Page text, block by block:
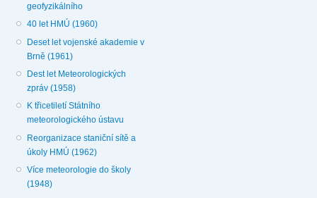
geofyzikálního
40 let HMÚ (1960)
Deset let vojenské akademie v
Brně (1961)
Dest let Meteorologických
zpráv (1958)
K třicetiletí Státního
meteorologického ústavu
Reorganizace staniční sítě a
úkoly HMÚ (1962)
Více meteorologie do školy
(1948)